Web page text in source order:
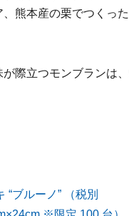
熊本産の栗でつくっ
際立つモンブランは